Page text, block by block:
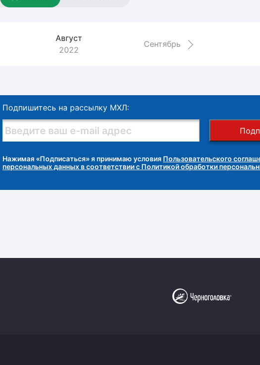
Локомотив
Шанхайские Драконы
Август
2022
Сентябрь
Подпишитесь на рассылку МХЛ:
Нажимая «Подписаться» я принимаю условия Пользовательского
персональных данных в соответствии с Политикой обработки